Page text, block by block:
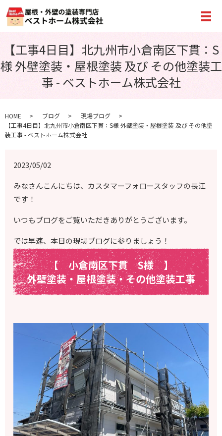
メ
【工事4日目】北九州市小倉南区下貫：S
様 外壁塗装・屋根塗装 及び その他塗装工
事 - ベストホーム株式会社
HOME ブログ
現場ブログ
【工事4日目】北九州市小倉南区下貫：S様 外壁塗装・屋根塗装 及び その他塗
装工事 - ベストホーム株式会社
2023/05/02
みなさんこんにちは、カスタマーフォロースタッフの長江
です！
いつもブログをご覧いただきありがとうございます。
では早速、本日の現場ブログに参りましょう！
【 小倉南区下貫 S様】
外壁塗装・屋根塗装・その他塗装工事